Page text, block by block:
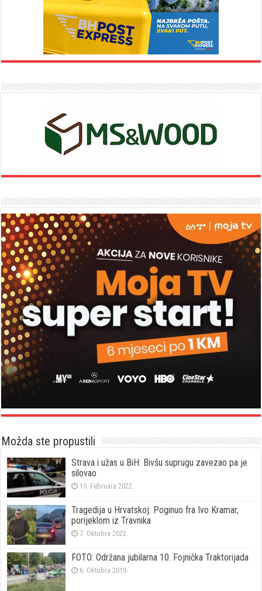
Možda ste propustili
Strava i užas u BiH: Bivšu suprugu zavezao pa je
silovao
15. Februara 2022.
Tragedija u Hrvatskoj: Poginuo fra Ivo Kramar,
porijeklom iz Travnika
7. Oktobra 2022.
FOTO: Održana jubilarna 10. Fojnička Traktorijada
6. Oktobra 2019.